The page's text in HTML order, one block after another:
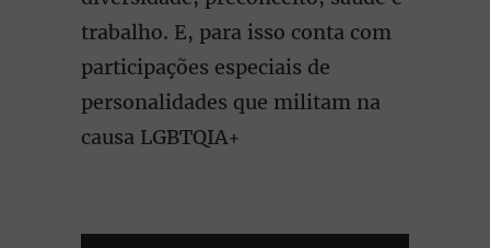
trabalho. E, para isso conta com
participações especiais de
personalidades que militam na
causa LGBTQIA+